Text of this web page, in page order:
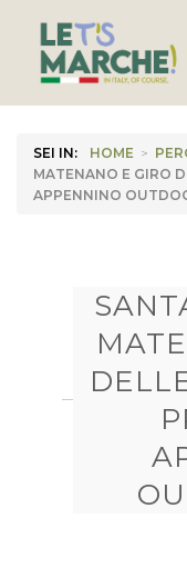
SEI IN: HOME >
MATENANO E GIRO
APPENNINO